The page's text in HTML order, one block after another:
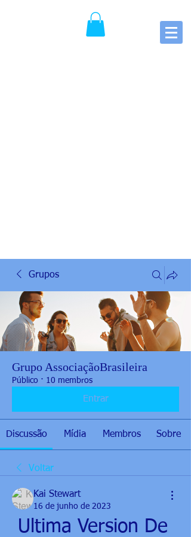
Grupos
Grupo AssociaçãoBrasileira
Público · 10 membros
Entrar
Discussão Mídia Membros Sobre
Voltar
Kai Stewart
16 de junho de 2023
Ultima Version De